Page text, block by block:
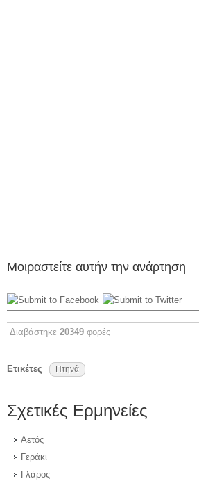
Μοιραστείτε αυτήν την ανάρτηση
Διαβάστηκε 20349 φορές
Ετικέτες Πτηνά
Σχετικές Ερμηνείες
Αετός
Γεράκι
Γλάρος